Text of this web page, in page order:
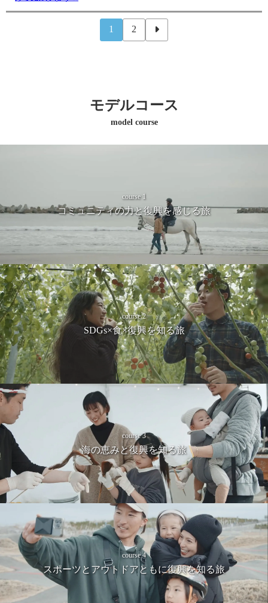
1 2
モデルコース
model course
course 1
コミュニティの力と復興を感じる旅
course 2
SDGs×食×復興を知る旅
course 3
海の恵みと復興を知る旅
course 4
スポーツとアウトドアともに復興を知る旅